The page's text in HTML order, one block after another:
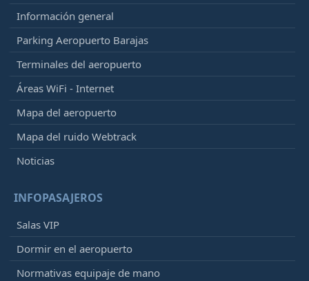
Información general
Parking Aeropuerto Barajas
Terminales del aeropuerto
Áreas WiFi - Internet
Mapa del aeropuerto
Mapa del ruido Webtrack
Noticias
INFOPASAJEROS
Salas VIP
Dormir en el aeropuerto
Normativas equipaje de mano